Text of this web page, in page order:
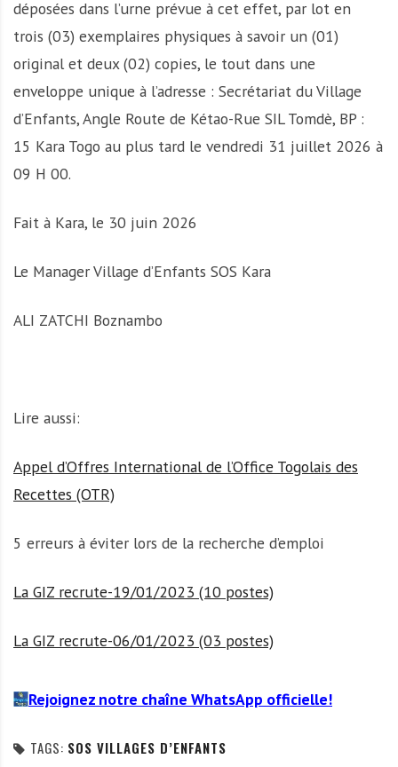
déposées dans l’urne prévue à cet effet, par lot en
trois (03) exemplaires physiques à savoir un (01)
original et deux (02) copies, le tout dans une
enveloppe unique à l’adresse : Secrétariat du Village
d’Enfants, Angle Route de Kétao-Rue SIL Tomdè, BP :
15 Kara Togo au plus tard le vendredi 31 juillet 2026 à
09 H 00.
Fait à Kara, le 30 juin 2026
Le Manager Village d’Enfants SOS Kara
ALI ZATCHI Boznambo
Lire aussi:
Appel d’Offres International de l’Office Togolais des
Recettes (OTR)
5 erreurs à éviter lors de la recherche d’emploi
La GIZ recrute-19/01/2023 (10 postes)
La GIZ recrute-06/01/2023 (03 postes)
Rejoignez notre chaîne WhatsApp officielle!
TAGS: SOS VILLAGES D’ENFANTS